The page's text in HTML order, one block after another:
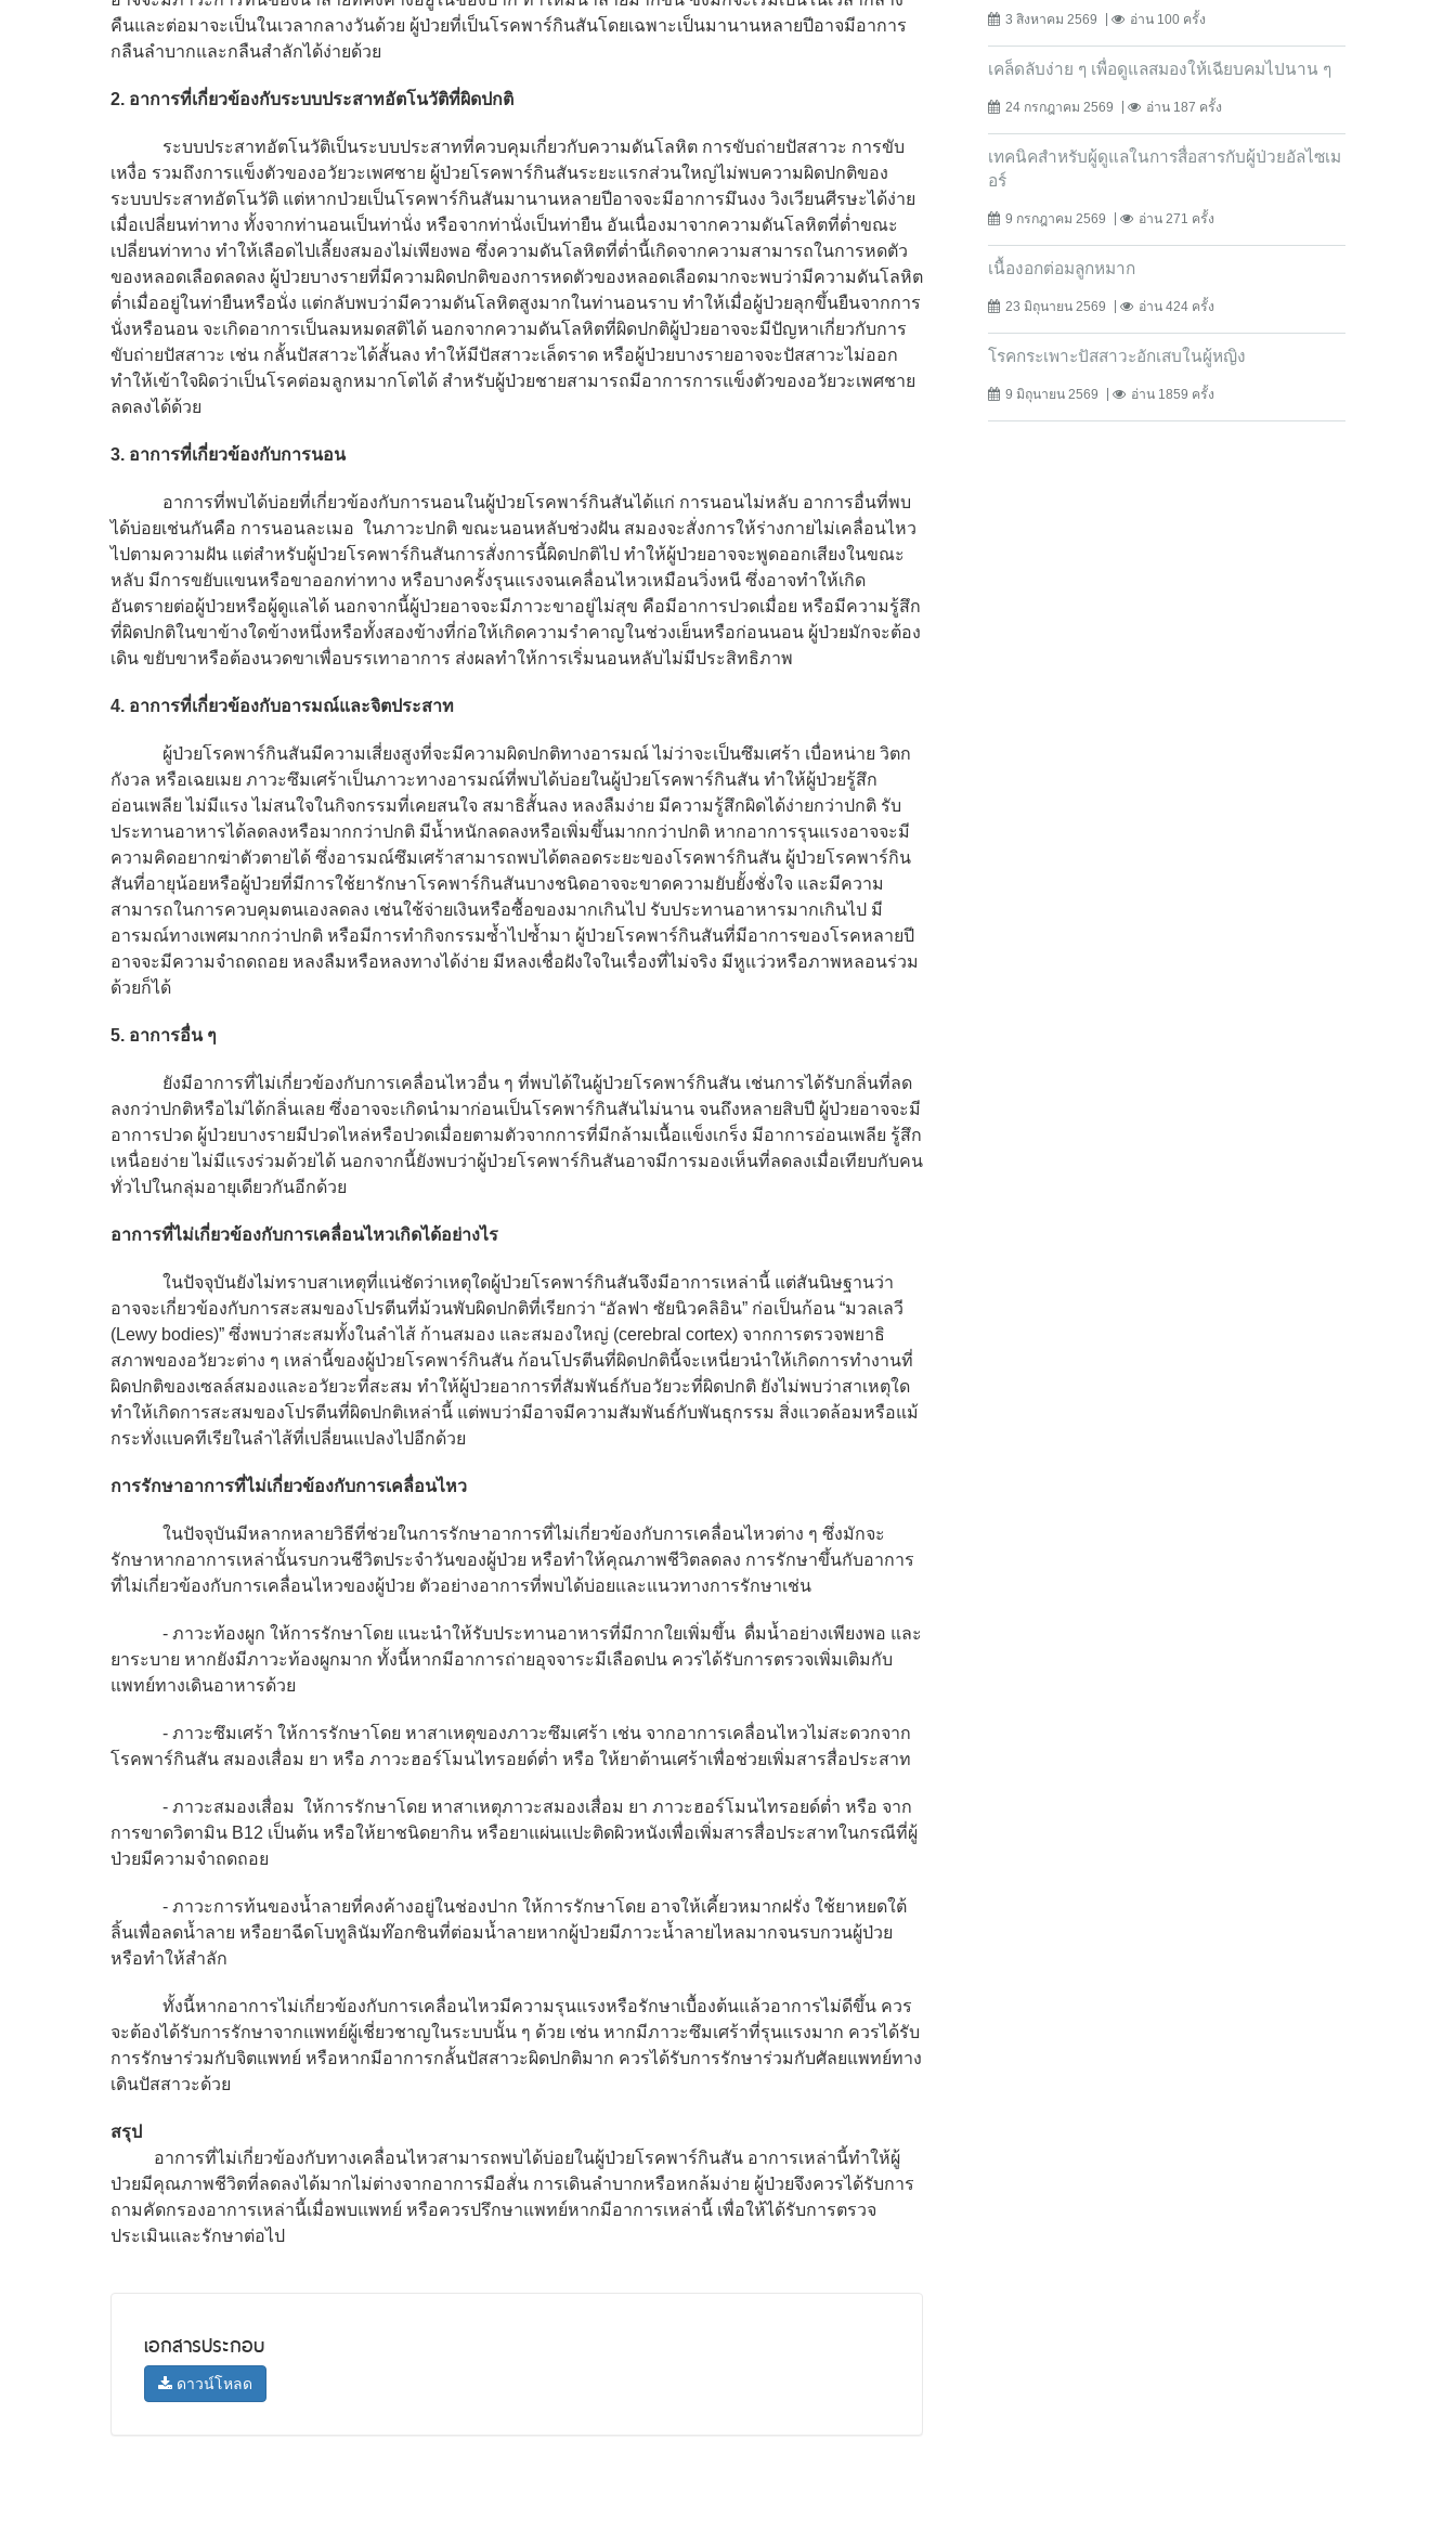
คืนและต่อมาจะเป็นในเวลากลางวันด้วย ผู้ป่วยที่เป็นโรคพาร์กินสันโดยเฉพาะเป็นมานานหลายปีอาจมีอาการ
กลืนลำบากและกลืนสำลักได้ง่ายด้วย
2. อาการที่เกี่ยวข้องกับระบบประสาทอัตโนวัติที่ผิดปกติ
ระบบประสาทอัตโนวัติเป็นระบบประสาทที่ควบคุมเกี่ยวกับความดันโลหิต การขับถ่ายปัสสาวะ การขับ
เหงื่อ รวมถึงการแข็งตัวของอวัยวะเพศชาย ผู้ป่วยโรคพาร์กินสันระยะแรกส่วนใหญ่ไม่พบความผิดปกติของ
ระบบประสาทอัตโนวัติ แต่หากป่วยเป็นโรคพาร์กินสันมานานหลายปีอาจจะมีอาการมึนงง วิงเวียนศีรษะได้ง่าย
เมื่อเปลี่ยนท่าทาง ทั้งจากท่านอนเป็นท่านั่ง หรือจากท่านั่งเป็นท่ายืน อันเนื่องมาจากความดันโลหิตที่ต่ำขณะ
เปลี่ยนท่าทาง ทำให้เลือดไปเลี้ยงสมองไม่เพียงพอ ซึ่งความดันโลหิตที่ต่ำนี้เกิดจากความสามารถในการหดตัว
ของหลอดเลือดลดลง ผู้ป่วยบางรายที่มีความผิดปกติของการหดตัวของหลอดเลือดมากจะพบว่ามีความดันโลหิต
ต่ำเมื่ออยู่ในท่ายืนหรือนั่ง แต่กลับพบว่ามีความดันโลหิตสูงมากในท่านอนราบ ทำให้เมื่อผู้ป่วยลุกขึ้นยืนจากการ
นั่งหรือนอน จะเกิดอาการเป็นลมหมดสติได้ นอกจากความดันโลหิตที่ผิดปกติผู้ป่วยอาจจะมีปัญหาเกี่ยวกับการ
ขับถ่ายปัสสาวะ เช่น กลั้นปัสสาวะได้สั้นลง ทำให้มีปัสสาวะเล็ดราด หรือผู้ป่วยบางรายอาจจะปัสสาวะไม่ออก
ทำให้เข้าใจผิดว่าเป็นโรคต่อมลูกหมากโตได้ สำหรับผู้ป่วยชายสามารถมีอาการการแข็งตัวของอวัยวะเพศชาย
ลดลงได้ด้วย
3. อาการที่เกี่ยวข้องกับการนอน
อาการที่พบได้บ่อยที่เกี่ยวข้องกับการนอนในผู้ป่วยโรคพาร์กินสันได้แก่ การนอนไม่หลับ อาการอื่นที่พบ
ได้บ่อยเช่นกันคือ การนอนละเมอ ในภาวะปกติ ขณะนอนหลับช่วงฝัน สมองจะสั่งการให้ร่างกายไม่เคลื่อนไหว
ไปตามความฝัน แต่สำหรับผู้ป่วยโรคพาร์กินสันการสั่งการนี้ผิดปกติไป ทำให้ผู้ป่วยอาจจะพูดออกเสียงในขณะ
หลับ มีการขยับแขนหรือขาออกท่าทาง หรือบางครั้งรุนแรงจนเคลื่อนไหวเหมือนวิ่งหนี ซึ่งอาจทำให้เกิด
อันตรายต่อผู้ป่วยหรือผู้ดูแลได้ นอกจากนี้ผู้ป่วยอาจจะมีภาวะขาอยู่ไม่สุข คือมีอาการปวดเมื่อย หรือมีความรู้สึก
ที่ผิดปกติในขาข้างใดข้างหนึ่งหรือทั้งสองข้างที่ก่อให้เกิดความรำคาญในช่วงเย็นหรือก่อนนอน ผู้ป่วยมักจะต้อง
เดิน ขยับขาหรือต้องนวดขาเพื่อบรรเทาอาการ ส่งผลทำให้การเริ่มนอนหลับไม่มีประสิทธิภาพ
4. อาการที่เกี่ยวข้องกับอารมณ์และจิตประสาท
ผู้ป่วยโรคพาร์กินสันมีความเสี่ยงสูงที่จะมีความผิดปกติทางอารมณ์ ไม่ว่าจะเป็นซึมเศร้า เบื่อหน่าย วิตก
กังวล หรือเฉยเมย ภาวะซึมเศร้าเป็นภาวะทางอารมณ์ที่พบได้บ่อยในผู้ป่วยโรคพาร์กินสัน ทำให้ผู้ป่วยรู้สึก
อ่อนเพลีย ไม่มีแรง ไม่สนใจในกิจกรรมที่เคยสนใจ สมาธิสั้นลง หลงลืมง่าย มีความรู้สึกผิดได้ง่ายกว่าปกติ รับ
ประทานอาหารได้ลดลงหรือมากกว่าปกติ มีน้ำหนักลดลงหรือเพิ่มขึ้นมากกว่าปกติ หากอาการรุนแรงอาจจะมี
ความคิดอยากฆ่าตัวตายได้ ซึ่งอารมณ์ซึมเศร้าสามารถพบได้ตลอดระยะของโรคพาร์กินสัน ผู้ป่วยโรคพาร์กิน
สันที่อายุน้อยหรือผู้ป่วยที่มีการใช้ยารักษาโรคพาร์กินสันบางชนิดอาจจะขาดความยับยั้งชั่งใจ และมีความ
สามารถในการควบคุมตนเองลดลง เช่นใช้จ่ายเงินหรือซื้อของมากเกินไป รับประทานอาหารมากเกินไป มี
อารมณ์ทางเพศมากกว่าปกติ หรือมีการทำกิจกรรมซ้ำไปซ้ำมา ผู้ป่วยโรคพาร์กินสันที่มีอาการของโรคหลายปี
อาจจะมีความจำถดถอย หลงลืมหรือหลงทางได้ง่าย มีหลงเชื่อฝังใจในเรื่องที่ไม่จริง มีหูแว่วหรือภาพหลอนร่วม
ด้วยก็ได้
5. อาการอื่น ๆ
ยังมีอาการที่ไม่เกี่ยวข้องกับการเคลื่อนไหวอื่น ๆ ที่พบได้ในผู้ป่วยโรคพาร์กินสัน เช่นการได้รับกลิ่นที่ลด
ลงกว่าปกติหรือไม่ได้กลิ่นเลย ซึ่งอาจจะเกิดนำมาก่อนเป็นโรคพาร์กินสันไม่นาน จนถึงหลายสิบปี ผู้ป่วยอาจจะมี
อาการปวด ผู้ป่วยบางรายมีปวดไหล่หรือปวดเมื่อยตามตัวจากการที่มีกล้ามเนื้อแข็งเกร็ง มีอาการอ่อนเพลีย รู้สึก
เหนื่อยง่าย ไม่มีแรงร่วมด้วยได้ นอกจากนี้ยังพบว่าผู้ป่วยโรคพาร์กินสันอาจมีการมองเห็นที่ลดลงเมื่อเทียบกับคน
ทั่วไปในกลุ่มอายุเดียวกันอีกด้วย
อาการที่ไม่เกี่ยวข้องกับการเคลื่อนไหวเกิดได้อย่างไร
ในปัจจุบันยังไม่ทราบสาเหตุที่แน่ชัดว่าเหตุใดผู้ป่วยโรคพาร์กินสันจึงมีอาการเหล่านี้ แต่สันนิษฐานว่า
อาจจะเกี่ยวข้องกับการสะสมของโปรตีนที่ม้วนพับผิดปกติที่เรียกว่า “อัลฟา ซัยนิวคลิอิน” ก่อเป็นก้อน “มวลเลวี
(Lewy bodies)” ซึ่งพบว่าสะสมทั้งในลำไส้ ก้านสมอง และสมองใหญ่ (cerebral cortex) จากการตรวจพยาธิ
สภาพของอวัยวะต่าง ๆ เหล่านี้ของผู้ป่วยโรคพาร์กินสัน ก้อนโปรตีนที่ผิดปกตินี้จะเหนี่ยวนำให้เกิดการทำงานที่
ผิดปกติของเซลล์สมองและอวัยวะที่สะสม ทำให้ผู้ป่วยอาการที่สัมพันธ์กับอวัยวะที่ผิดปกติ ยังไม่พบว่าสาเหตุใด
ทำให้เกิดการสะสมของโปรตีนที่ผิดปกติเหล่านี้ แต่พบว่ามีอาจมีความสัมพันธ์กับพันธุกรรม สิ่งแวดล้อมหรือแม้
กระทั่งแบคทีเรียในลำไส้ที่เปลี่ยนแปลงไปอีกด้วย
การรักษาอาการที่ไม่เกี่ยวข้องกับการเคลื่อนไหว
ในปัจจุบันมีหลากหลายวิธีที่ช่วยในการรักษาอาการที่ไม่เกี่ยวข้องกับการเคลื่อนไหวต่าง ๆ ซึ่งมักจะ
รักษาหากอาการเหล่านั้นรบกวนชีวิตประจำวันของผู้ป่วย หรือทำให้คุณภาพชีวิตลดลง การรักษาขึ้นกับอาการ
ที่ไม่เกี่ยวข้องกับการเคลื่อนไหวของผู้ป่วย ตัวอย่างอาการที่พบได้บ่อยและแนวทางการรักษาเช่น
- ภาวะท้องผูก ให้การรักษาโดย แนะนำให้รับประทานอาหารที่มีกากใยเพิ่มขึ้น ดื่มน้ำอย่างเพียงพอ และ
ยาระบาย หากยังมีภาวะท้องผูกมาก ทั้งนี้หากมีอาการถ่ายอุจจาระมีเลือดปน ควรได้รับการตรวจเพิ่มเติมกับ
แพทย์ทางเดินอาหารด้วย
- ภาวะซึมเศร้า ให้การรักษาโดย หาสาเหตุของภาวะซึมเศร้า เช่น จากอาการเคลื่อนไหวไม่สะดวกจาก
โรคพาร์กินสัน สมองเสื่อม ยา หรือ ภาวะฮอร์โมนไทรอยด์ต่ำ หรือ ให้ยาต้านเศร้าเพื่อช่วยเพิ่มสารสื่อประสาท
- ภาวะสมองเสื่อม ให้การรักษาโดย หาสาเหตุภาวะสมองเสื่อม ยา ภาวะฮอร์โมนไทรอยด์ต่ำ หรือ จาก
การขาดวิตามิน B12 เป็นต้น หรือให้ยาชนิดยากิน หรือยาแผ่นแปะติดผิวหนังเพื่อเพิ่มสารสื่อประสาทในกรณีที่ผู้
ป่วยมีความจำถดถอย
- ภาวะการท้นของน้ำลายที่คงค้างอยู่ในช่องปาก ให้การรักษาโดย อาจให้เคี้ยวหมากฝรั่ง ใช้ยาหยดใต้
ลิ้นเพื่อลดน้ำลาย หรือยาฉีดโบทูลินัมท๊อกซินที่ต่อมน้ำลายหากผู้ป่วยมีภาวะน้ำลายไหลมากจนรบกวนผู้ป่วย
หรือทำให้สำลัก
ทั้งนี้หากอาการไม่เกี่ยวข้องกับการเคลื่อนไหวมีความรุนแรงหรือรักษาเบื้องต้นแล้วอาการไม่ดีขึ้น ควร
จะต้องได้รับการรักษาจากแพทย์ผู้เชี่ยวชาญในระบบนั้น ๆ ด้วย เช่น หากมีภาวะซึมเศร้าที่รุนแรงมาก ควรได้รับ
การรักษาร่วมกับจิตแพทย์ หรือหากมีอาการกลั้นปัสสาวะผิดปกติมาก ควรได้รับการรักษาร่วมกับศัลยแพทย์ทาง
เดินปัสสาวะด้วย
สรุป
อาการที่ไม่เกี่ยวข้องกับทางเคลื่อนไหวสามารถพบได้บ่อยในผู้ป่วยโรคพาร์กินสัน อาการเหล่านี้ทำให้ผู้
ป่วยมีคุณภาพชีวิตที่ลดลงได้มากไม่ต่างจากอาการมือสั่น การเดินลำบากหรือหกล้มง่าย ผู้ป่วยจึงควรได้รับการ
ถามคัดกรองอาการเหล่านี้เมื่อพบแพทย์ หรือควรปรึกษาแพทย์หากมีอาการเหล่านี้ เพื่อให้ได้รับการตรวจ
ประเมินและรักษาต่อไป
เอกสารประกอบ
ดาวน์โหลด
3 สิงหาคม 2569 อ่าน 100 ครั้ง
เคล็ดลับง่าย ๆ เพื่อดูแลสมองให้เฉียบคมไปนาน ๆ
24 กรกฎาคม 2569 อ่าน 187 ครั้ง
เทคนิคสำหรับผู้ดูแลในการสื่อสารกับผู้ป่วยอัลไซเม
อร์
9 กรกฎาคม 2569 อ่าน 271 ครั้ง
เนื้องอกต่อมลูกหมาก
23 มิถุนายน 2569 อ่าน 424 ครั้ง
โรคกระเพาะปัสสาวะอักเสบในผู้หญิง
9 มิถุนายน 2569 อ่าน 1859 ครั้ง